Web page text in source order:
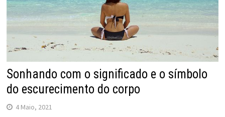
Sonhando com o significado e o símbolo
do escurecimento do corpo
4 Maio, 2021